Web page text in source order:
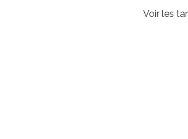
Voir les